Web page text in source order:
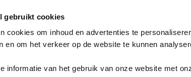
gebruikt cookies
cookies om inhoud en advertenties te
en om het verkeer op de website te kunnen
informatie van het gebruik van onze website met
Open:
Tel:
E-mail: